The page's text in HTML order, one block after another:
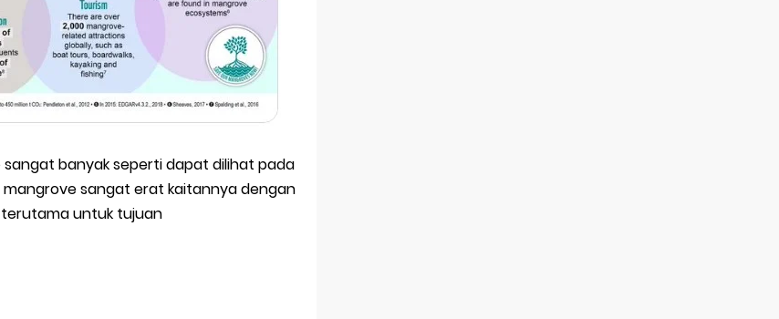
banyak seperti dapat dilihat pada
sangat erat kaitannya dengan
terutama untuk tujuan